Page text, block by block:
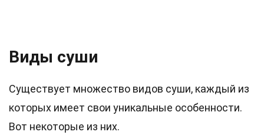
Виды суши
Существует множество видов суши, каждый из
которых имеет свои уникальные особенности.
Вот некоторые из них.